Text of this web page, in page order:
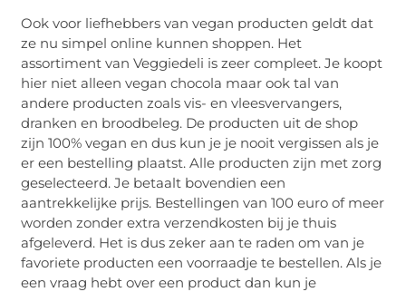
Ook voor liefhebbers van vegan producten geldt dat
ze nu simpel online kunnen shoppen. Het
assortiment van Veggiedeli is zeer compleet. Je koopt
hier niet alleen vegan chocola maar ook tal van
andere producten zoals vis- en vleesvervangers,
dranken en broodbeleg. De producten uit de shop
zijn 100% vegan en dus kun je je nooit vergissen als je
er een bestelling plaatst. Alle producten zijn met zorg
geselecteerd. Je betaalt bovendien een
aantrekkelijke prijs. Bestellingen van 100 euro of meer
worden zonder extra verzendkosten bij je thuis
afgeleverd. Het is dus zeker aan te raden om van je
favoriete producten een voorraadje te bestellen. Als je
een vraag hebt over een product dan kun je